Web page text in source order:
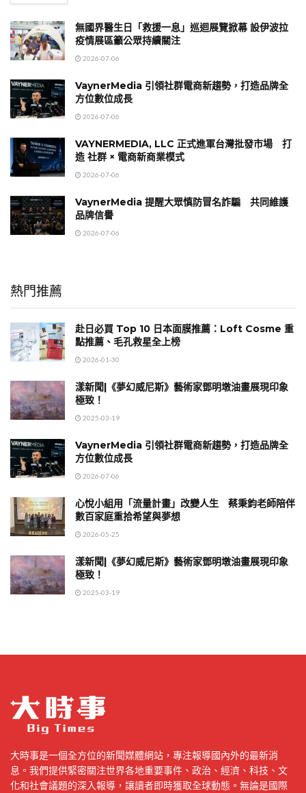
無國界醫生日「救援一息」巡迴展覽掀幕 設伊波拉
疫情展區籲公眾持續關注
2026-07-06
VaynerMedia 引領社群電商新趨勢，打造品牌全
方位數位成長
2026-07-06
VAYNERMEDIA, LLC 正式進軍台灣批發市場 打
造 社群 × 電商新商業模式
2026-07-06
VaynerMedia 提醒大眾慎防冒名詐騙 共同維護
品牌信譽
2026-07-06
熱門推薦
赴日必買 Top 10 日本面膜推薦：Loft Cosme 重
點推薦、毛孔救星全上榜
2026-01-30
漾新聞|《夢幻威尼斯》藝術家鄧明墩油畫展現印象
極致！
2025-03-19
VaynerMedia 引領社群電商新趨勢，打造品牌全
方位數位成長
2026-07-06
心悅小組用「流量計畫」改變人生 蔡秉鈞老師陪伴
數百家庭重拾希望與夢想
2026-05-25
漾新聞|《夢幻威尼斯》藝術家鄧明墩油畫展現印象
極致！
2025-03-19
大時事是一個全方位的新聞媒體網站，專注報導國內外的最新消
息。我們提供緊密關注世界各地重要事件、政治、經濟、科技、文
化和社會議題的深入報導，讓讀者即時獲取全球動態。無論是國際